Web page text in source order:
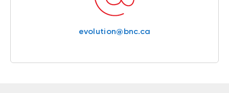
evolution@bnc.ca